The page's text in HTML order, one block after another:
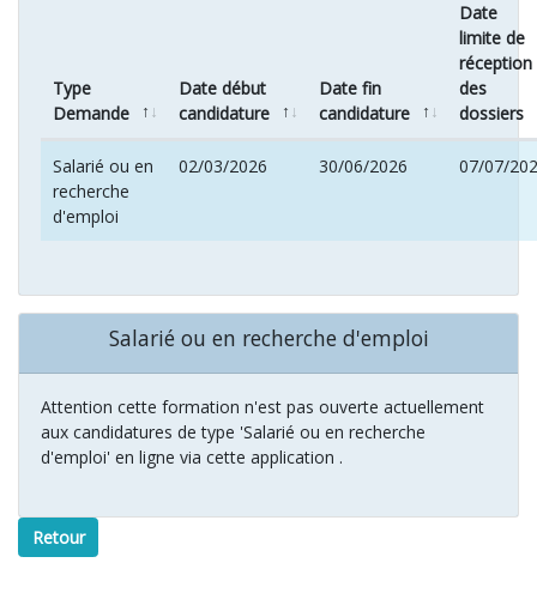
Type
Demande
Date début
candidature
Date fin
candidature
Date
limite de
réception
des
dossiers
Salarié ou en
recherche
d'emploi
02/03/2026 30/06/2026 07/07/
Salarié ou en recherche d'emploi
Attention cette formation n'est pas ouverte actuellement
aux candidatures de type 'Salarié ou en recherche
d'emploi' en ligne via cette application .
Retour